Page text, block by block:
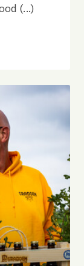
(...)